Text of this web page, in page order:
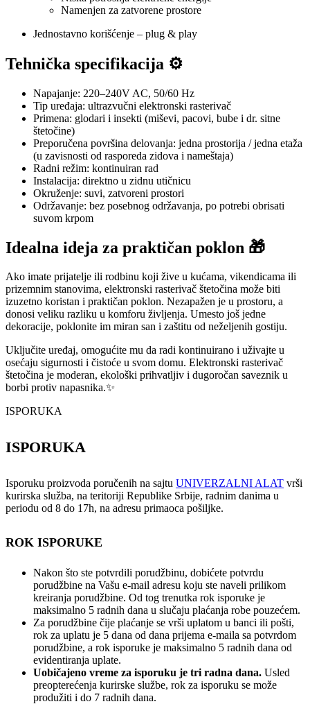
Namenjen za zatvorene prostore
Jednostavno korišćenje – plug & play
Tehnička specifikacija ⚙️
Napajanje: 220–240V AC, 50/60 Hz
Tip uređaja: ultrazvučni elektronski rasterivač
Primena: glodari i insekti (miševi, pacovi, bube i dr. sitne
štetočine)
Preporučena površina delovanja: jedna prostorija / jedna etaža
(u zavisnosti od rasporeda zidova i nameštaja)
Radni režim: kontinuiran rad
Instalacija: direktno u zidnu utičnicu
Okruženje: suvi, zatvoreni prostori
Održavanje: bez posebnog održavanja, po potrebi obrisati
suvom krpom
Idealna ideja za praktičan poklon 🎁
Ako imate prijatelje ili rodbinu koji žive u kućama, vikendicama ili
prizemnim stanovima, elektronski rasterivač štetočina može biti
izuzetno koristan i praktičan poklon. Nezapažen je u prostoru, a
donosi veliku razliku u komforu življenja. Umesto još jedne
dekoracije, poklonite im miran san i zaštitu od neželjenih gostiju.
Uključite uređaj, omogućite mu da radi kontinuirano i uživajte u
osećaju sigurnosti i čistoće u svom domu. Elektronski rasterivač
štetočina je moderan, ekološki prihvatljiv i dugoročan saveznik u
borbi protiv napasnika.✨
ISPORUKA
ISPORUKA
Isporuku proizvoda poručenih na sajtu UNIVERZALNI ALAT vrši
kurirska služba, na teritoriji Republike Srbije, radnim danima u
periodu od 8 do 17h, na adresu primaoca pošiljke.
ROK ISPORUKE
Nakon što ste potvrdili porudžbinu, dobićete potvrdu
porudžbine na Vašu e-mail adresu koju ste naveli prilikom
kreiranja porudžbine. Od tog trenutka rok isporuke je
maksimalno 5 radnih dana u slučaju plaćanja robe pouzećem.
Za porudžbine čije plaćanje se vrši uplatom u banci ili pošti,
rok za uplatu je 5 dana od dana prijema e-maila sa potvrdom
porudžbine, a rok isporuke je maksimalno 5 radnih dana od
evidentiranja uplate.
Uobičajeno vreme za isporuku je tri radna dana. Usled
preopterećenja kurirske službe, rok za isporuku se može
produžiti i do 7 radnih dana.